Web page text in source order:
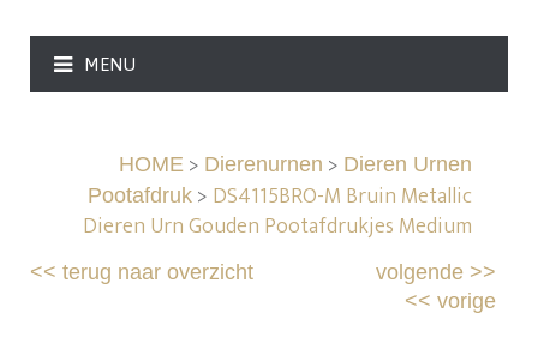
MENU
HOME> Dierenurnen > Dieren Urnen
Pootafdruk> DS4115BRO-M Bruin Metallic
Dieren Urn Gouden Pootafdrukjes Medium
<<terug naar overzicht volgende>>
<< vorige